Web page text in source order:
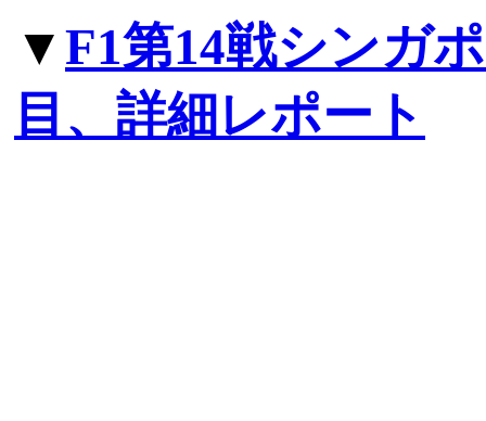
▼F1第14戦シンガ
目、詳細レポート